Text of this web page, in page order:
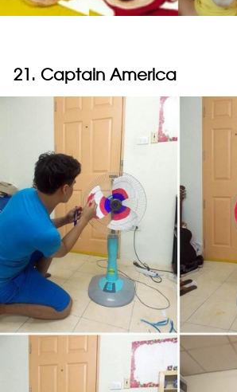
21. Captain America